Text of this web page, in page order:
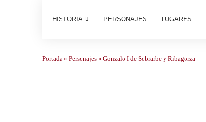
HISTORIA PERSONAJES LUGARES
Portada » Personajes » Gonzalo I de Sobrarbe y Ribagorza